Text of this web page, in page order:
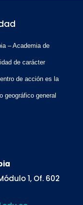
– Academia de
de carácter
de acción es la
geográfico general
1, Of. 602